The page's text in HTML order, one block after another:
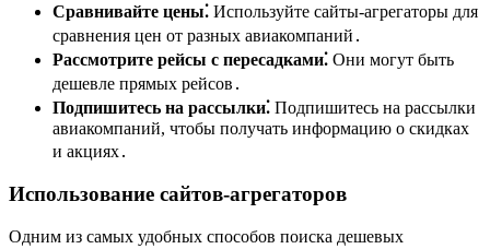
Сравнивайте цены⁚ Используйте сайты-агрегаторы для
сравнения цен от разных авиакомпаний․
Рассмотрите рейсы с пересадками⁚ Они могут быть
дешевле прямых рейсов․
Подпишитесь на рассылки⁚ Подпишитесь на рассылки
авиакомпаний, чтобы получать информацию о скидках
и акциях․
Использование сайтов-агрегаторов
Одним из самых удобных способов поиска дешевых